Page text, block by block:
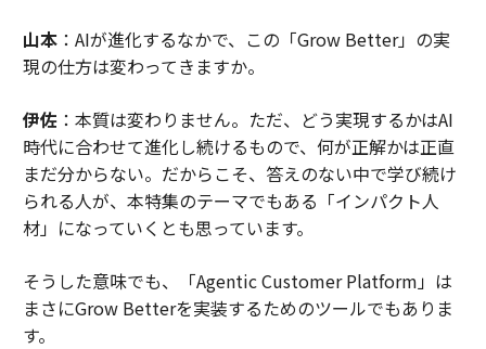
山本：AIが進化するなかで、この「Grow Better」の実
現の仕方は変わってきますか。
伊佐：本質は変わりません。ただ、どう実現するかはAI
時代に合わせて進化し続けるもので、何が正解かは正直
まだ分からない。だからこそ、答えのない中で学び続け
られる人が、本特集のテーマでもある「インパクト人
材」になっていくとも思っています。
そうした意味でも、「Agentic Customer Platform」は
まさにGrow Betterを実装するためのツールでもありま
す。